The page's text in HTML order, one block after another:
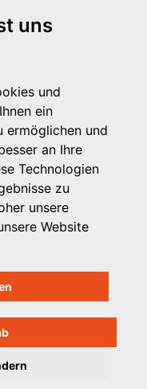
uns
und
ein
ermöglichen und
an Ihre
Technologien
zu
unsere
Website